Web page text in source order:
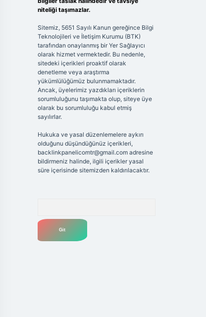
niteliği taşımazlar.
Sitemiz, 5651 Sayılı Kanun gereğince Bilgi
Teknolojileri ve İletişim Kurumu (BTK)
tarafından onaylanmış bir Yer Sağlayıcı
olarak hizmet vermektedir. Bu nedenle,
sitedeki içerikleri proaktif olarak
denetleme veya araştırma
yükümlülüğümüz bulunmamaktadır.
Ancak, üyelerimiz yazdıkları içeriklerin
sorumluluğunu taşımakta olup, siteye üye
olarak bu sorumluluğu kabul etmiş
sayılırlar.
Hukuka ve yasal düzenlemelere aykırı
olduğunu düşündüğünüz içerikleri,
backlinkpanelicomtr@gmail.comadresine
bildirmeniz halinde, ilgili içerikler yasal
süre içerisinde sitemizden kaldırılacaktır.